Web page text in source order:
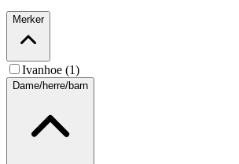
Merker
Ivanhoe (1)
Dame/herre/barn